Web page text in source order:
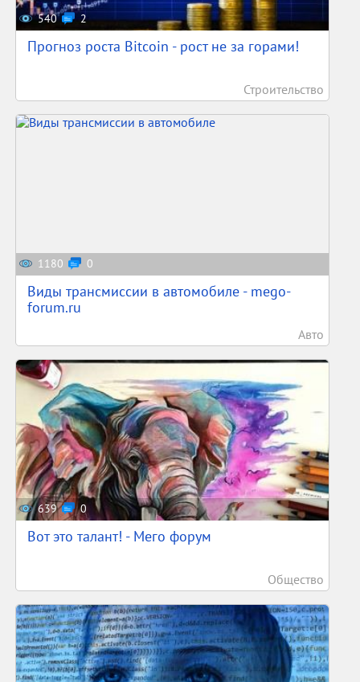
540 2
Прогноз роста Bitcoin - рост не за горами!
Строительство
1180 0
Виды трансмиссии в автомобиле - mego-
forum.ru
Авто
639 0
Вот это талант! - Мего форум
Общество